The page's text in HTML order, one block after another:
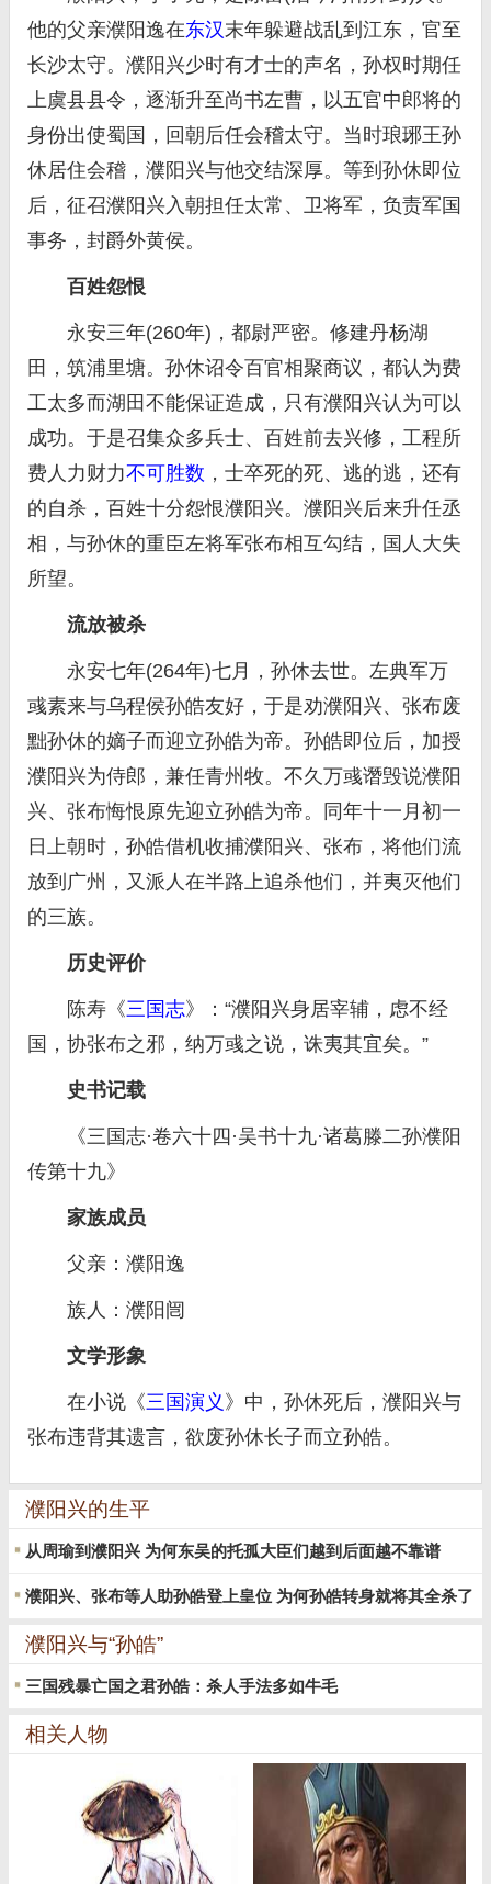
他的父亲濮阳逸在东汉末年躲避战乱到江东，官至
长沙太守。濮阳兴少时有才士的声名，孙权时期任
上虞县县令，逐渐升至尚书左曹，以五官中郎将的
身份出使蜀国，回朝后任会稽太守。当时琅琊王孙
休居住会稽，濮阳兴与他交结深厚。等到孙休即位
后，征召濮阳兴入朝担任太常、卫将军，负责军国
事务，封爵外黄侯。
百姓怨恨
永安三年(260年)，都尉严密。修建丹杨湖
田，筑浦里塘。孙休诏令百官相聚商议，都认为费
工太多而湖田不能保证造成，只有濮阳兴认为可以
成功。于是召集众多兵士、百姓前去兴修，工程所
费人力财力不可胜数 ，士卒死的死、逃的逃，还有
的自杀，百姓十分怨恨濮阳兴。濮阳兴后来升任丞
相，与孙休的重臣左将军张布相互勾结，国人大失
所望。
流放被杀
永安七年(264年)七月，孙休去世。左典军万
彧素来与乌程侯孙皓友好，于是劝濮阳兴、张布废
黜孙休的嫡子而迎立孙皓为帝。孙皓即位后，加授
濮阳兴为侍郎，兼任青州牧。不久万彧谮毁说濮阳
兴、张布悔恨原先迎立孙皓为帝。同年十一月初一
日上朝时，孙皓借机收捕濮阳兴、张布，将他们流
放到广州，又派人在半路上追杀他们，并夷灭他们
的三族。
历史评价
陈寿《三国志》：“濮阳兴身居宰辅，虑不经
国，协张布之邪，纳万彧之说，诛夷其宜矣。”
史书记载
《三国志·卷六十四·吴书十九·诸葛滕二孙濮阳
传第十九》
家族成员
父亲：濮阳逸
族人：濮阳闿
文学形象
在小说《三国演义 》中，孙休死后，濮阳兴与
张布违背其遗言，欲废孙休长子而立孙皓。
濮阳兴的生平
从周瑜到濮阳兴 为何东吴的托孤大臣们越到后面越不靠谱
濮阳兴、张布等人助孙皓登上皇位 为何孙皓转身就将其全杀了
濮阳兴与“孙皓”
三国残暴亡国之君孙皓：杀人手法多如牛毛
相关人物